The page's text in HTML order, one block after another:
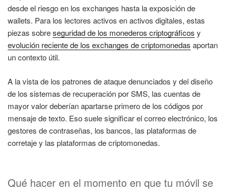
desde el riesgo en los exchanges hasta la exposición de
wallets. Para los lectores activos en activos digitales, estas
piezas sobreseguridad de los monederos criptográficos y
evolución reciente de los exchanges de criptomonedas aportan
un contexto útil.
A la vista de los patrones de ataque denunciados y del diseño
de los sistemas de recuperación por SMS, las cuentas de
mayor valor deberían apartarse primero de los códigos por
mensaje de texto. Eso suele significar el correo electrónico, los
gestores de contraseñas, los bancos, las plataformas de
corretaje y las plataformas de criptomonedas.
Qué hacer en el momento en que tu móvil se